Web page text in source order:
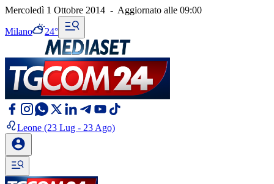
Mercoledì 1 Ottobre 2014 - Aggiornato alle 09:00
Milano 24°
Leone (23 Lug - 23 Ago)